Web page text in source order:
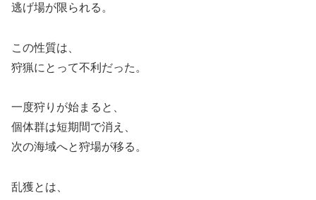
逃げ場が限られる。
この性質は、
狩猟にとって不利だった。
一度狩りが始まると、
個体群は短期間で消え、
次の海域へと狩場が移る。
乱獲とは、